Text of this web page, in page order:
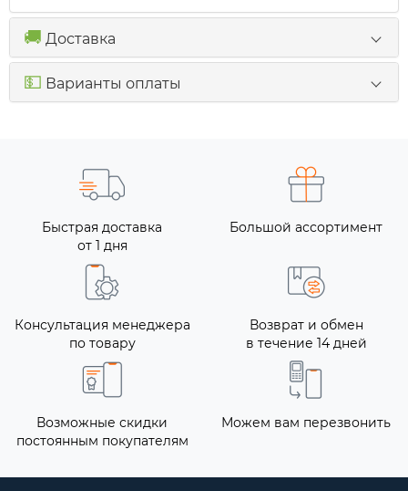
🚚 Доставка
💵 Варианты оплаты
Быстрая доставка
от 1 дня
Большой ассортимент
Консультация менеджера
по товару
Возврат и обмен
в течение 14 дней
Возможные скидки
постоянным покупателям
Можем вам перезвонить